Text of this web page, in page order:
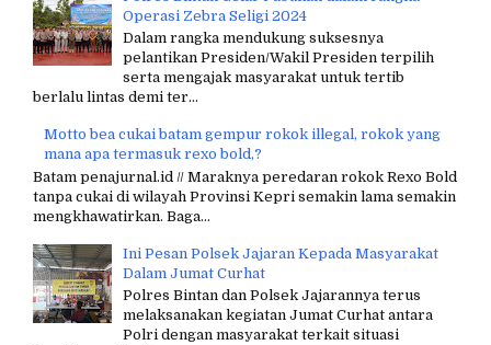
Operasi Zebra Seligi 2024
Dalam rangka mendukung suksesnya
pelantikan Presiden/Wakil Presiden terpilih
serta mengajak masyarakat untuk tertib
berlalu lintas demi ter...
Motto bea cukai batam gempur rokok illegal, rokok yang
mana apa termasuk rexo bold,?
Batam penajurnal.id // Maraknya peredaran rokok Rexo Bold
tanpa cukai di wilayah Provinsi Kepri semakin lama semakin
mengkhawatirkan. Baga...
Ini Pesan Polsek Jajaran Kepada Masyarakat
Dalam Jumat Curhat
Polres Bintan dan Polsek Jajarannya terus
melaksanakan kegiatan Jumat Curhat antara
Polri dengan masyarakat terkait situasi